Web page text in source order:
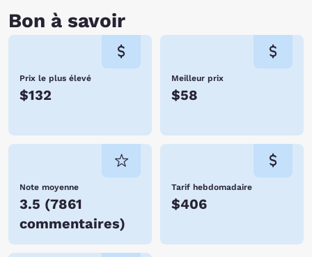
Bon à savoir
Prix le plus élevé
$132
Meilleur prix
$58
Note moyenne
3.5 (7861
commentaires)
Tarif hebdomadaire
$406